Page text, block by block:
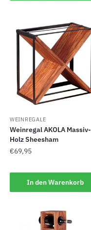
WEINREGALE
Weinregal AKOLA Massiv-
Holz Sheesham
€69,95
In den Warenkorb